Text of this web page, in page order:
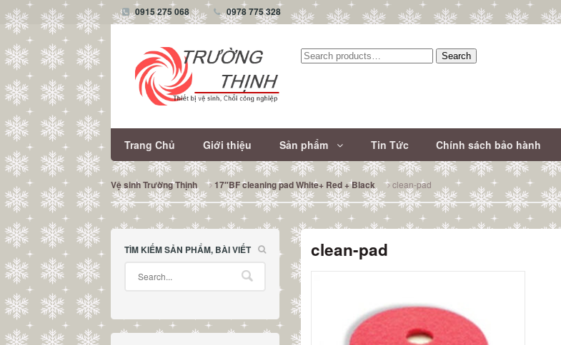
0915 275 068 0978 775 328
Tìm
Search
Trang Chủ Giới thiệu Sản phẩm Tin Tức Chính sách bảo hành
Vệ sinh Trường Thịnh 17″BF cleaning pad White+ Red + Black clean-pad
clean-pad
TÌM KIẾM SẢN PHẨM, BÀI VIẾT